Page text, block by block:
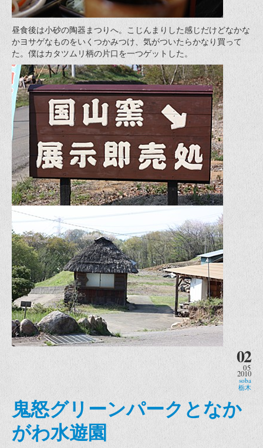
昼食後は小砂の陶器まつりへ。こじんまりした感じだけどなかな
かヨサゲなものをいくつかみつけ、気がついたらかなり買って
た。僕はカタツムリ柄の片口を一つゲットした。
02
05
2010
soba
栃木
鬼怒グリーンパークとなか
がわ水遊園